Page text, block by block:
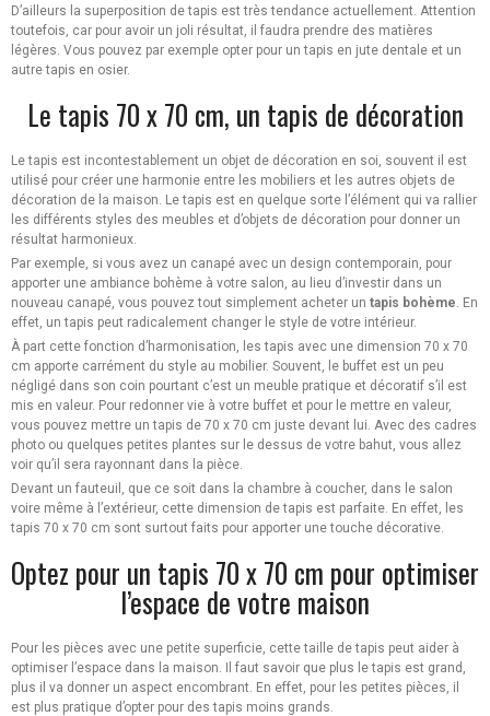
D’ailleurs la superposition de tapis est très tendance actuellement. Attention
toutefois, car pour avoir un joli résultat, il faudra prendre des matières
légères. Vous pouvez par exemple opter pour un tapis en jute dentale et un
autre tapis en osier.
Le tapis 70 x 70 cm, un tapis de décoration
Le tapis est incontestablement un objet de décoration en soi, souvent il est
utilisé pour créer une harmonie entre les mobiliers et les autres objets de
décoration de la maison. Le tapis est en quelque sorte l’élément qui va rallier
les différents styles des meubles et d’objets de décoration pour donner un
résultat harmonieux.
Par exemple, si vous avez un canapé avec un design contemporain, pour
apporter une ambiance bohème à votre salon, au lieu d’investir dans un
nouveau canapé, vous pouvez tout simplement acheter un tapis bohème . En
effet, un tapis peut radicalement changer le style de votre intérieur.
À part cette fonction d’harmonisation, les tapis avec une dimension 70 x 70
cm apporte carrément du style au mobilier. Souvent, le buffet est un peu
négligé dans son coin pourtant c’est un meuble pratique et décoratif s’il est
mis en valeur. Pour redonner vie à votre buffet et pour le mettre en valeur,
vous pouvez mettre un tapis de 70 x 70 cm juste devant lui. Avec des cadres
photo ou quelques petites plantes sur le dessus de votre bahut, vous allez
voir qu’il sera rayonnant dans la pièce.
Devant un fauteuil, que ce soit dans la chambre à coucher, dans le salon
voire même à l’extérieur, cette dimension de tapis est parfaite. En effet, les
tapis 70 x 70 cm sont surtout faits pour apporter une touche décorative.
Optez pour un tapis 70 x 70 cm pour optimiser
l’espace de votre maison
Pour les pièces avec une petite superficie, cette taille de tapis peut aider à
optimiser l’espace dans la maison. Il faut savoir que plus le tapis est grand,
plus il va donner un aspect encombrant. En effet, pour les petites pièces, il
est plus pratique d’opter pour des tapis moins grands.